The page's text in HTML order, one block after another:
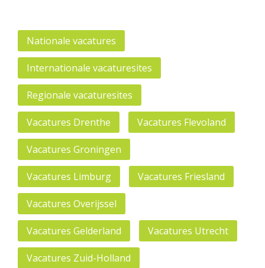
Nationale vacatures
Internationale vacaturesites
Regionale vacaturesites
Vacatures Drenthe Vacatures Flevoland
Vacatures Groningen
Vacatures Limburg Vacatures Friesland
Vacatures Overijssel
Vacatures Gelderland Vacatures Utrecht
Vacatures Zuid-Holland